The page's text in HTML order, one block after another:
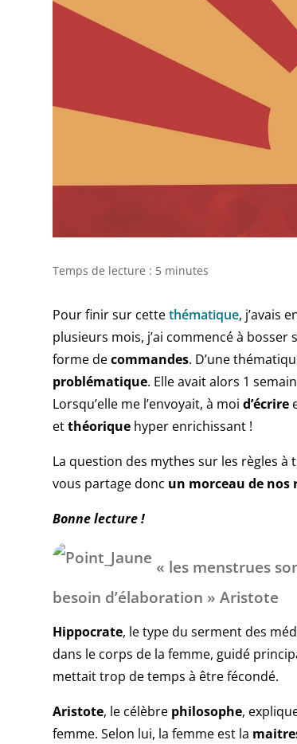
Temps de lecture : 5 minutes
Pour finir sur cettethématique, j’avais
plusieurs mois, j’ai commencé à bosser
forme decommandes. D’une
problématique. Elle avait alors 1
Lorsqu’elle me l’envoyait, à moi d’écrire
etthéorique hyper enrichissant !
La question des mythes sur les règles à
vous partage donc un morceau de nos
Bonne lecture !
« les menstrues
besoin d’élaboration » Aristote
Hippocrate, le type du serment des
dans le corps de la femme, guidé
mettait trop de temps à être fécondé.
Aristote, le célèbre philosophe,
femme. Selon lui, la femme est la